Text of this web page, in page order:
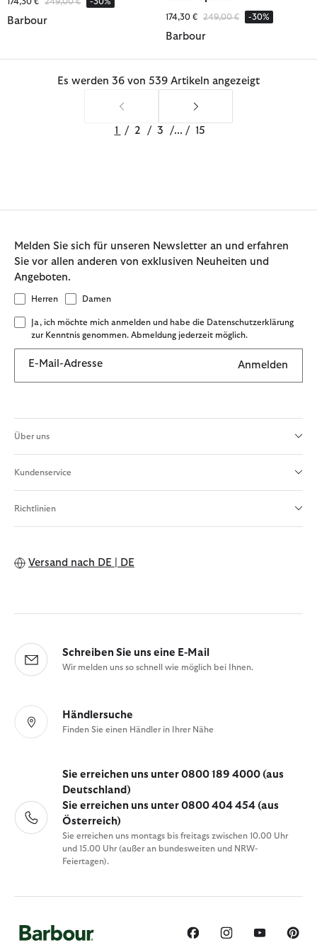
Barbour 174,30 € Reduziert von
249,00 €bis-30%
Barbour
Es werden 36 von 539 Artikeln angezeigt
1 / 2 / 3 /... / 15
Melden Sie sich für unseren Newsletter an und erfahren
Sie vor allen anderen von exklusiven Neuheiten und
Angeboten.
Herren Damen
Ja, ich möchte mich anmelden und habe die Datenschutzerklärung
zur Kenntnis genommen. Abmeldung jederzeit möglich.
E-Mail-Adresse Anmelden
Über uns
Kundenservice
Richtlinien
Versand nach DE | DE
Schreiben Sie uns eine E-Mail
Wir melden uns so schnell wie möglich bei Ihnen.
Händlersuche
Finden Sie einen Händler in Ihrer Nähe
Sie erreichen uns unter 0800 189 4000 (aus
Deutschland)
Sie erreichen uns unter 0800 404 454 (aus
Österreich)
Sie erreichen uns montags bis freitags zwischen 10.00 Uhr
und 15.00 Uhr (außer an bundesweiten und NRW-
Feiertagen).